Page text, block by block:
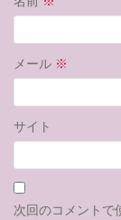
メール ※
サイト
次回のコメントで